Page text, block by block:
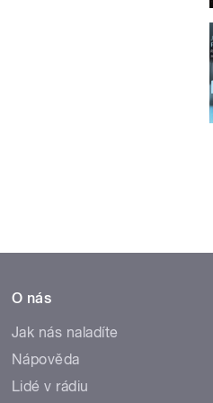
O nás
Jak nás naladíte
Nápověda
Lidé v rádiu